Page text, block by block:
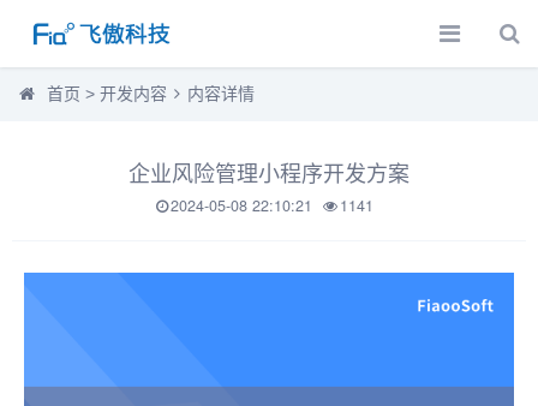
首页 > 开发内容 内容详情
企业风险管理小程序开发方案
2024-05-08 22:10:21 1141